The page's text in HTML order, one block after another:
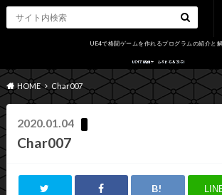
UE4で格闘ゲームを作れるプログラムの紹介と
HOME Char007
2020.01.04
Char007